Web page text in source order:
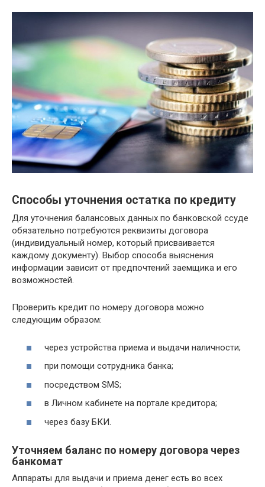
Способы уточнения остатка по кредиту
Для уточнения балансовых данных по банковской ссуде
обязательно потребуются реквизиты договора
(индивидуальный номер, который присваивается
каждому документу). Выбор способа выяснения
информации зависит от предпочтений заемщика и его
возможностей.
Проверить кредит по номеру договора можно
следующим образом:
через устройства приема и выдачи наличности;
при помощи сотрудника банка;
посредством SMS;
в Личном кабинете на портале кредитора;
через базу БКИ.
Уточняем баланс по номеру договора через
банкомат
Аппараты для выдачи и приема денег есть во всех